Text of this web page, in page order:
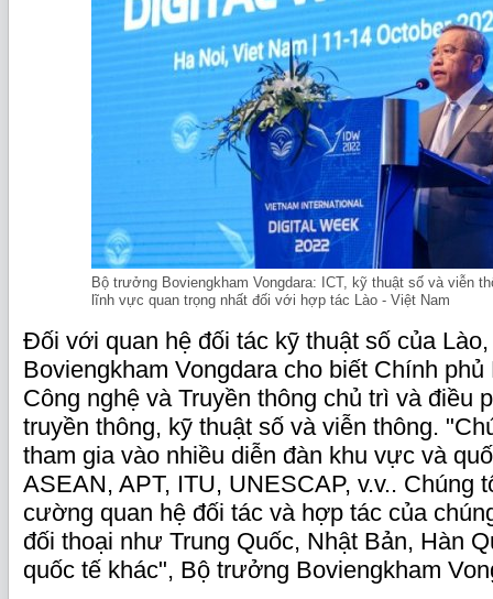
Bộ trưởng Boviengkham Vongdara: ICT, kỹ thuật số và viễn
lĩnh vực quan trọng nhất đối với hợp tác Lào - Việt Nam
Đối với quan hệ đối tác kỹ thuật số của
Boviengkham Vongdara cho biết Chính phủ
Công nghệ và Truyền thông chủ trì và điều
truyền thông, kỹ thuật số và viễn thông.
tham gia vào nhiều diễn đàn khu vực và
ASEAN, APT, ITU, UNESCAP, v.v.. Chúng
cường quan hệ đối tác và hợp tác của
đối thoại như Trung Quốc, Nhật Bản, Hàn
quốc tế khác", Bộ trưởng Boviengkham